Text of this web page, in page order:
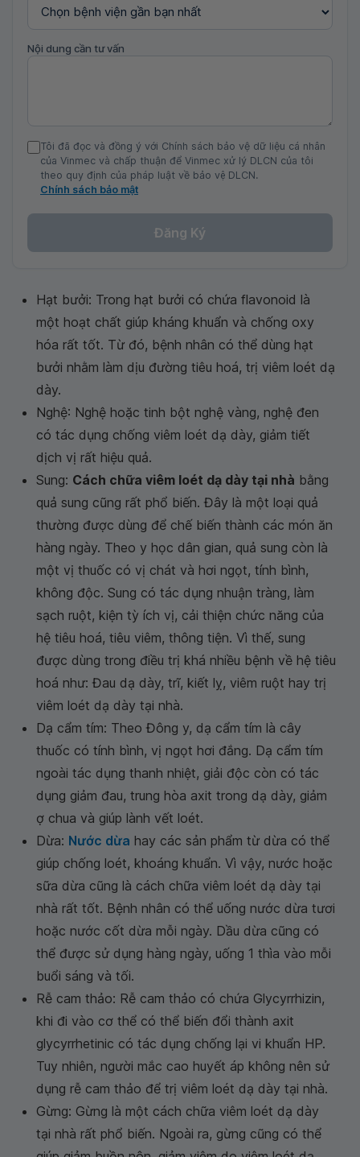
Nội dung cần tư vấn
Tôi đã đọc và đồng ý với Chính sách bảo vệ dữ liệu cá nhân
của Vinmec và chấp thuận để Vinmec xử lý DLCN của tôi
theo quy định của pháp luật về bảo vệ DLCN.
Chính sách bảo mật
Đăng Ký
Hạt bưởi: Trong hạt bưởi có chứa flavonoid là
một hoạt chất giúp kháng khuẩn và chống oxy
hóa rất tốt. Từ đó, bệnh nhân có thể dùng hạt
bưởi nhằm làm dịu đường tiêu hoá, trị viêm loét dạ
dày.
Nghệ: Nghệ hoặc tinh bột nghệ vàng, nghệ đen
có tác dụng chống viêm loét dạ dày, giảm tiết
dịch vị rất hiệu quả.
Sung: Cách chữa viêm loét dạ dày tại nhà bằng
quả sung cũng rất phổ biến. Đây là một loại quả
thường được dùng để chế biến thành các món ăn
hàng ngày. Theo y học dân gian, quả sung còn là
một vị thuốc có vị chát và hơi ngọt, tính bình,
không độc. Sung có tác dụng nhuận tràng, làm
sạch ruột, kiện tỳ ích vị, cải thiện chức năng của
hệ tiêu hoá, tiêu viêm, thông tiện. Vì thế, sung
được dùng trong điều trị khá nhiều bệnh về hệ tiêu
hoá như: Đau dạ dày, trĩ, kiết lỵ, viêm ruột hay trị
viêm loét dạ dày tại nhà.
Dạ cẩm tím: Theo Đông y, dạ cẩm tím là cây
thuốc có tính bình, vị ngọt hơi đắng. Dạ cẩm tím
ngoài tác dụng thanh nhiệt, giải độc còn có tác
dụng giảm đau, trung hòa axit trong dạ dày, giảm
ợ chua và giúp lành vết loét.
Dừa: Nước dừa hay các sản phẩm từ dừa có thể
giúp chống loét, khoáng khuẩn. Vì vậy, nước hoặc
sữa dừa cũng là cách chữa viêm loét dạ dày tại
nhà rất tốt. Bệnh nhân có thể uống nước dừa tươi
hoặc nước cốt dừa mỗi ngày. Dầu dừa cũng có
thể được sử dụng hàng ngày, uống 1 thìa vào mỗi
buổi sáng và tối.
Rễ cam thảo: Rễ cam thảo có chứa Glycyrrhizin,
khi đi vào cơ thể có thể biến đổi thành axit
glycyrrhetinic có tác dụng chống lại vi khuẩn HP.
Tuy nhiên, người mắc cao huyết áp không nên sử
dụng rễ cam thảo để trị viêm loét dạ dày tại nhà.
Gừng: Gừng là một cách chữa viêm loét dạ dày
tại nhà rất phổ biến. Ngoài ra, gừng cũng có thể